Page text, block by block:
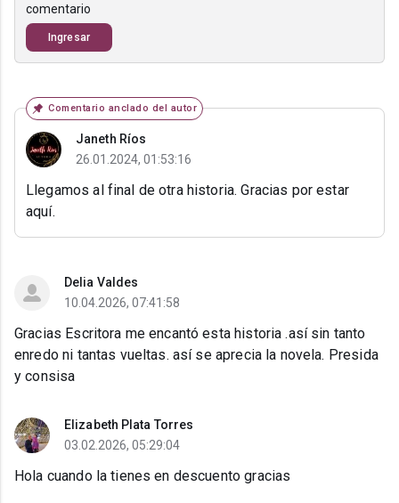
comentario
Ingresar
Comentario anclado del autor
Janeth Ríos
26.01.2024, 01:53:16
Llegamos al final de otra historia. Gracias por estar
aquí.
Delia Valdes
10.04.2026, 07:41:58
Gracias Escritora me encantó esta historia .así sin tanto
enredo ni tantas vueltas. así se aprecia la novela. Presida
y consisa
Elizabeth Plata Torres
03.02.2026, 05:29:04
Hola cuando la tienes en descuento gracias